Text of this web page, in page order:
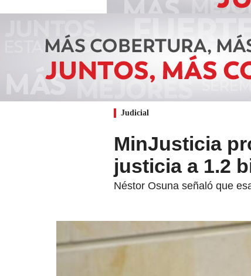
Judicial
MinJusticia
justicia a 1.2
Néstor Osuna señaló que